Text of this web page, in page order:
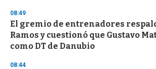
08:49
El gremio de entrenadores
Ramos y cuestionó que Gustavo
como DT de Danubio
08:44